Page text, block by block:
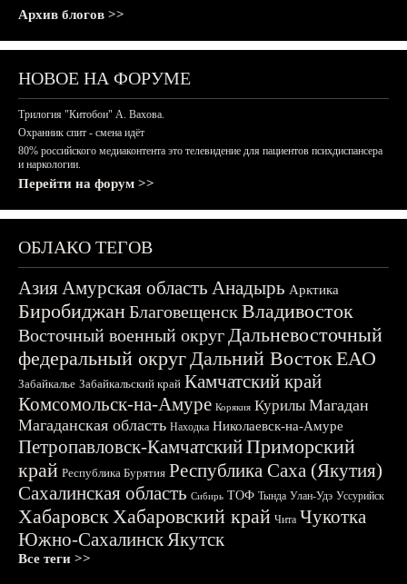
Архив блогов >>
НОВОЕ НА ФОРУМЕ
Трилогия "Китобои" А. Вахова.
Охранник спит - смена идёт
80% российского медиаконтента это телевидение для пациентов психдиспансера
и наркологии.
Перейти на форум >>
ОБЛАКО ТЕГОВ
АзияАмурская область Анадырь Арктика
БиробиджанБлаговещенскВладивосток
Восточный военный округДальневосточный
федеральный округДальний ВостокЕАО
Забайкалье Забайкальский край Камчатский край
Комсомольск-на-Амуре Корякия Курилы Магадан
Магаданская область Находка Николаевск-на-Амуре
Петропавловск-КамчатскийПриморский
край Республика Бурятия Республика Саха (Якутия)
Сахалинская область Сибирь ТОФ Тында Улан-Удэ Уссурийск
ХабаровскХабаровский край Чита Чукотка
Южно-СахалинскЯкутск
Все теги >>